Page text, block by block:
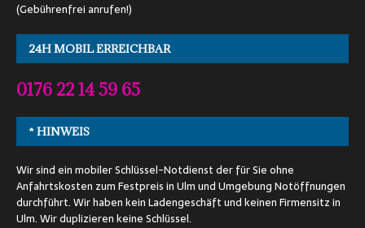
(Gebührenfrei anrufen!)
24H MOBIL ERREICHBAR
0176 22 14 59 65
* HINWEIS
Wir sind ein mobiler Schlüssel-Notdienst der für Sie ohne
Anfahrtskosten zum Festpreis in Ulm und Umgebung Notöffnungen
durchführt. Wir haben kein Ladengeschäft und keinen Firmensitz in
Ulm. Wir duplizieren keine Schlüssel.